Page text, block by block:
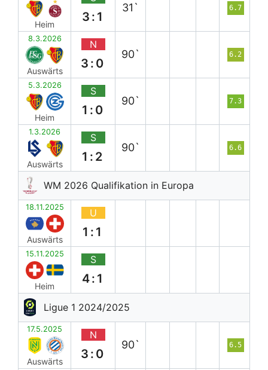
Heim
3:1
31` 6.7
8.3.2026
Auswärts
N
3:0
90` 6.2
5.3.2026
Heim
S
1:0
90` 7.3
1.3.2026
Auswärts
S
1:2
90` 6.6
WM 2026 Qualifikation in Europa
18.11.2025
Auswärts
U
1:1
15.11.2025
Heim
S
4:1
Ligue 1 2024/2025
17.5.2025
Auswärts
N
3:0
90` 6.5